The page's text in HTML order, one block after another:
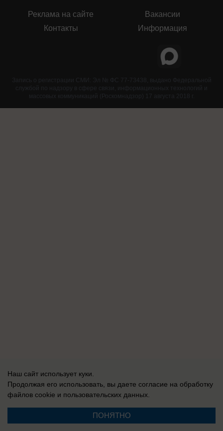
Реклама на сайте
Контакты
Вакансии
Информация
Запись о регистрации СМИ: Эл № ФС 77-73438, выдано Федеральной
службой по надзору в сфере связи, информационных технологий и
массовых коммуникаций (Роскомнадзор) 17 августа 2018 г.
Наш сайт использует куки.
Продолжая его использовать, вы даете согласие на обработку
файлов cookie и пользовательских данных.
ПОНЯТНО